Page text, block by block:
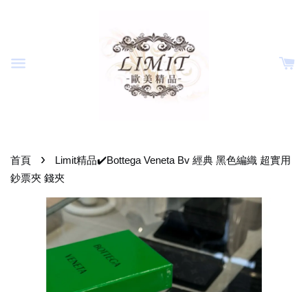
首頁 ›
Limit精品✔️Bottega Veneta Bv 經典 黑色編織 超實用
鈔票夾 錢夾